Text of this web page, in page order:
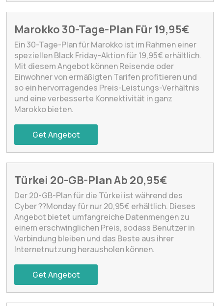
Marokko 30-Tage-Plan Für 19,95€
Ein 30-Tage-Plan für Marokko ist im Rahmen einer
speziellen Black Friday-Aktion für 19,95€ erhältlich.
Mit diesem Angebot können Reisende oder
Einwohner von ermäßigten Tarifen profitieren und
so ein hervorragendes Preis-Leistungs-Verhältnis
und eine verbesserte Konnektivität in ganz
Marokko bieten.
Get Angebot
Türkei 20-GB-Plan Ab 20,95€
Der 20-GB-Plan für die Türkei ist während des
Cyber ??Monday für nur 20,95€ erhältlich. Dieses
Angebot bietet umfangreiche Datenmengen zu
einem erschwinglichen Preis, sodass Benutzer in
Verbindung bleiben und das Beste aus ihrer
Internetnutzung herausholen können.
Get Angebot